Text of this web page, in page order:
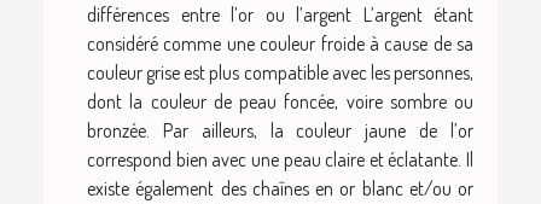
différences entre l’or ou l’argent L’argent étant
considéré comme une couleur froide à cause de sa
couleur grise est plus compatible avec les personnes,
dont la couleur de peau foncée, voire sombre ou
bronzée. Par ailleurs, la couleur jaune de l’or
correspond bien avec une peau claire et éclatante. Il
existe également des chaînes en or blanc et/ou or